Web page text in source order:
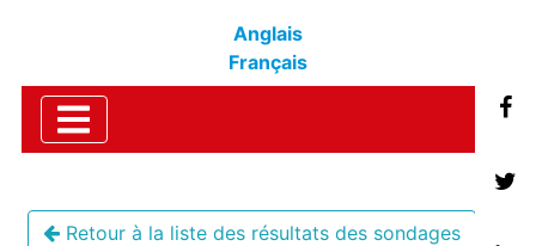
Anglais
Français
Retour à la liste des résultats des sondages